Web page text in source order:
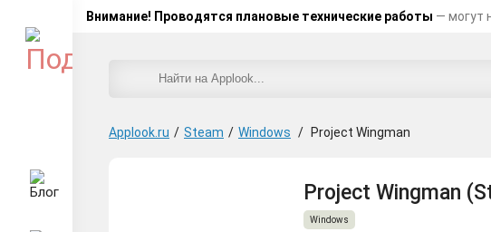
Внимание! Проводятся плановые технические работы — могут
Applook.ru / Steam / Windows / Project Wingman
Project Wingman
Windows